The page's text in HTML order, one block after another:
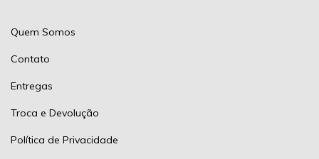
Quem Somos
Contato
Entregas
Troca e Devolução
Política de Privacidade